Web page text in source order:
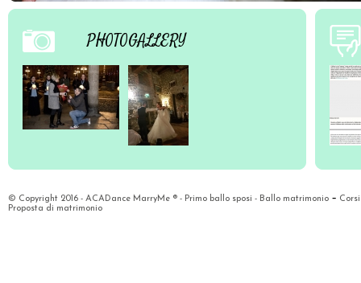
PHOTOGALLERY
© Copyright 2016 - ACADance MarryMe ® - Primo ballo sposi - Ballo matrimonio -
Proposta di matrimonio